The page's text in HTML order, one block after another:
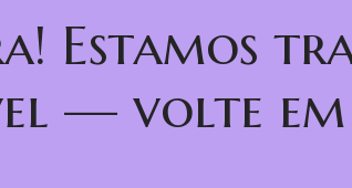
Estamos
— volte em